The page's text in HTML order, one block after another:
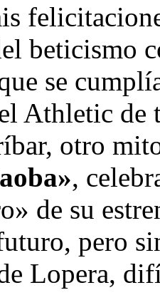
beticismo
se
Athletic
otro
,
de su
pero
Lopera,